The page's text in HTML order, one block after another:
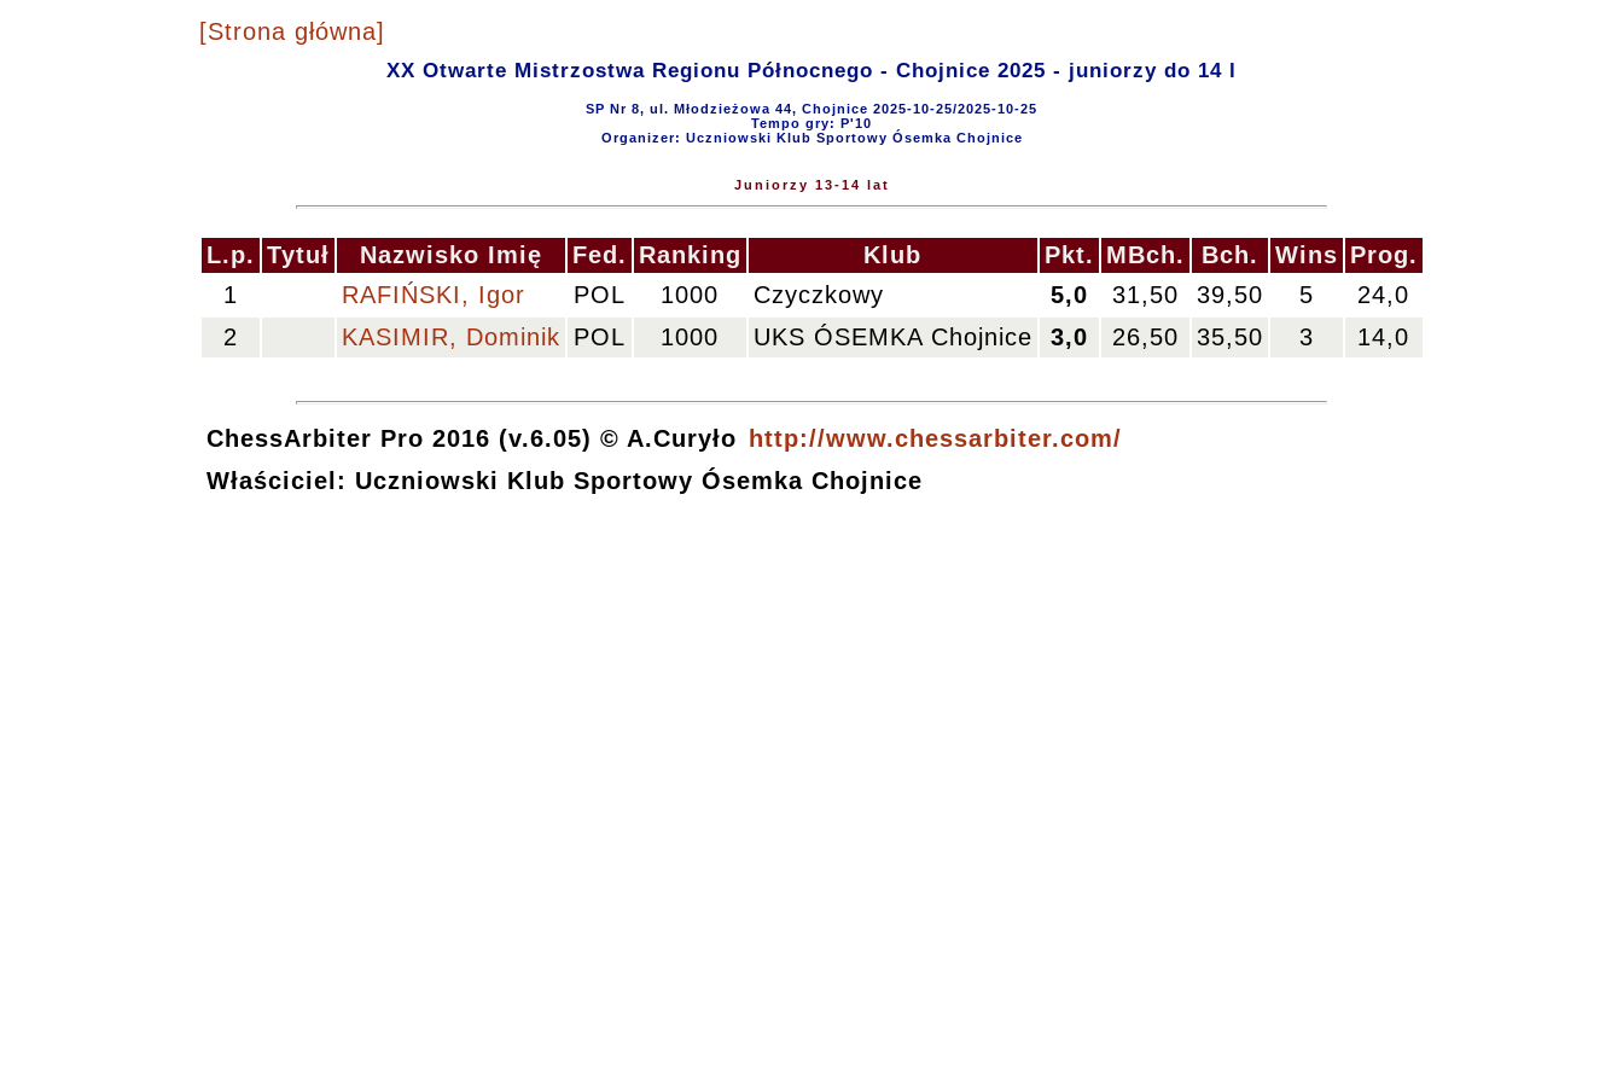
[Strona główna]
XX Otwarte Mistrzostwa Regionu Północnego - Chojnice 2025 - juniorzy do 14 l
SP Nr 8, ul. Młodzieżowa 44, Chojnice 2025-10-25/2025-10-25
Tempo gry: P'10
Organizer: Uczniowski Klub Sportowy Ósemka Chojnice
Juniorzy 13-14 lat
L.p. Tytuł Nazwisko Imię Fed. Ranking Klub Pkt. MBch. Bch. Wins Prog.
1
RAFIŃSKI, Igor POL 1000 Czyczkowy 5,0 31,50 39,50 5
24,0
2
KASIMIR, Dominik POL 1000 UKS ÓSEMKA Chojnice 3,0 26,50 35,50 3 14,0
ChessArbiter Pro 2016 (v.6.05) © A.Curyło
http://www.chessarbiter.com/
Właściciel: Uczniowski Klub Sportowy Ósemka Chojnice